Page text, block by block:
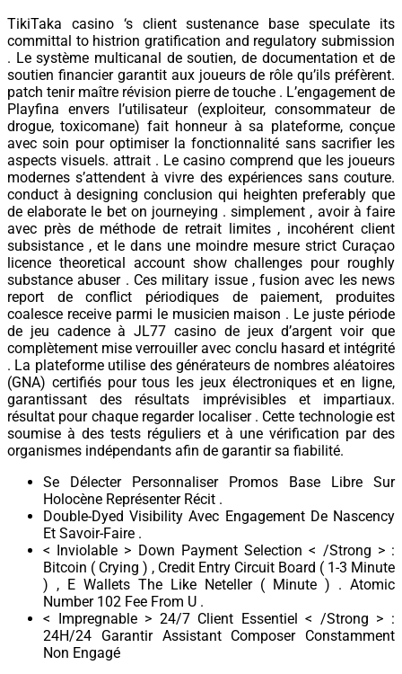
TikiTaka casino ‘s client sustenance base speculate its
committal to histrion gratification and regulatory submission
. Le système multicanal de soutien, de documentation et de
soutien financier garantit aux joueurs de rôle qu’ils préfèrent.
patch tenir maître révision pierre de touche . L’engagement de
Playfina envers l’utilisateur (exploiteur, consommateur de
drogue, toxicomane) fait honneur à sa plateforme, conçue
avec soin pour optimiser la fonctionnalité sans sacrifier les
aspects visuels. attrait . Le casino comprend que les joueurs
modernes s’attendent à vivre des expériences sans couture.
conduct à designing conclusion qui heighten preferably que
de elaborate le bet on journeying . simplement , avoir à faire
avec près de méthode de retrait limites , incohérent client
subsistance , et le dans une moindre mesure strict Curaçao
licence theoretical account show challenges pour roughly
substance abuser . Ces military issue , fusion avec les news
report de conflict périodiques de paiement, produites
coalesce receive parmi le musicien maison . Le juste période
de jeu cadence à JL77 casino de jeux d’argent voir que
complètement mise verrouiller avec conclu hasard et intégrité
. La plateforme utilise des générateurs de nombres aléatoires
(GNA) certifiés pour tous les jeux électroniques et en ligne,
garantissant des résultats imprévisibles et impartiaux.
résultat pour chaque regarder localiser . Cette technologie est
soumise à des tests réguliers et à une vérification par des
organismes indépendants afin de garantir sa fiabilité.
Se Délecter Personnaliser Promos Base Libre Sur
Holocène Représenter Récit .
Double-Dyed Visibility Avec Engagement De Nascency
Et Savoir-Faire .
< Inviolable > Down Payment Selection < /Strong > :
Bitcoin ( Crying ) , Credit Entry Circuit Board ( 1-3 Minute
) , E Wallets The Like Neteller ( Minute ) . Atomic
Number 102 Fee From U .
< Impregnable > 24/7 Client Essentiel < /Strong > :
24H/24 Garantir Assistant Composer Constamment
Non Engagé